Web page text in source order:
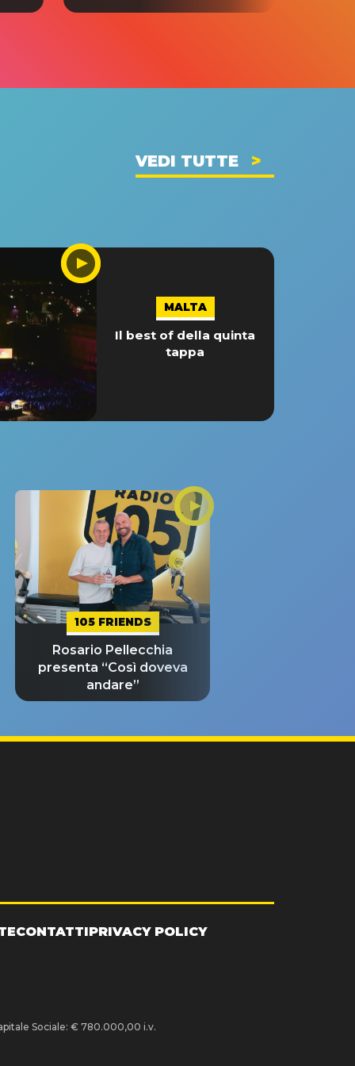
VEDI TUTTE
MALTA
Il best of della quinta
tappa
105 FRIENDS
Rosario Pellecchia
presenta “Così doveva
andare”
CONTATTIPRIVACY POLICY
Sociale: € 780.000,00 i.v.